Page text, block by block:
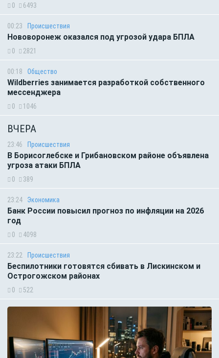
0 6493
00:23 Происшествия
Нововоронеж оказался под угрозой удара БПЛА
0 2821
00:18 Общество
Wildberries занимается разработкой собственного
мессенджера
0 1046
ВЧЕРА
23:46 Происшествия
В Борисоглебске и Грибановском районе объявлена
угроза атаки БПЛА
0 389
23:24 Экономика
Банк России повысил прогноз по инфляции на 2026
год
0 4098
23:22 Происшествия
Беспилотники готовятся сбивать в Лискинском и
Острогожском районах
0 522